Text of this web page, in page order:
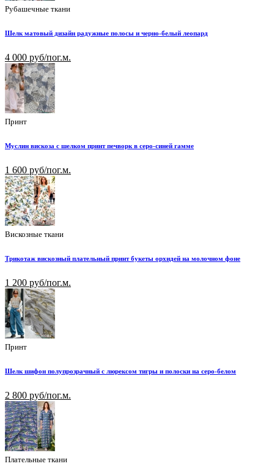
Рубашечные ткани
Шелк матовый дизайн радужные полосы и черно-белый леопард
4 000 руб/пог.м.
Принт
Муслин вискоза с шелком принт печворк в серо-синей гамме
1 600 руб/пог.м.
Вискозные ткани
Трикотаж вискозный плательный принт букеты орхидей на молочном фоне
1 200 руб/пог.м.
Принт
Шелк шифон полупрозрачный с люрексом тигры и полоски на серо-белом
2 800 руб/пог.м.
Плательные ткани